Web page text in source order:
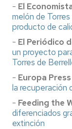
- El
melón de
producto de
- El Periódico
un proyecto
Torres de
- Europa Press
la recuperación
- Feeding the
diferenciados
extinción